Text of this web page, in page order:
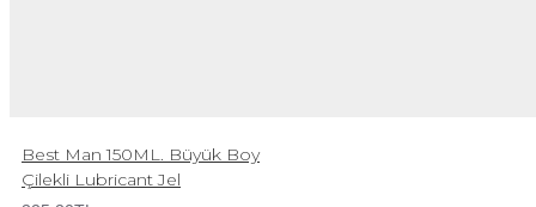
Best Man 150ML. Büyük Boy
Çilekli Lubricant Jel